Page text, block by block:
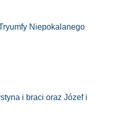
Niepokalanego
i braci oraz Józef i